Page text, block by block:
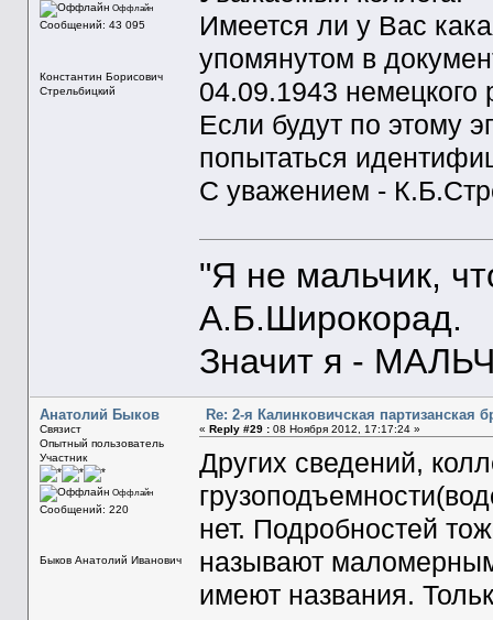
Оффлайн
Сообщений: 43 095
Константин Борисович
Стрельбицкий
Имеется ли у Вас
упомянутом в
04.09.1943 немецкого
Если будут по этому
попытаться
С уважением -
"Я не мальчик,
А.Б.Широкорад.
Значит я -
Анатолий Быков
Связист
Опытный пользователь
Участник
Оффлайн
Сообщений: 220
Быков Анатолий Иванович
Re: 2-я Калинковичская партизанская
« Reply #29 :08 Ноября 2012, 17:17:24 »
Других сведений,
нет. Подробностей
называют
имеют названия.